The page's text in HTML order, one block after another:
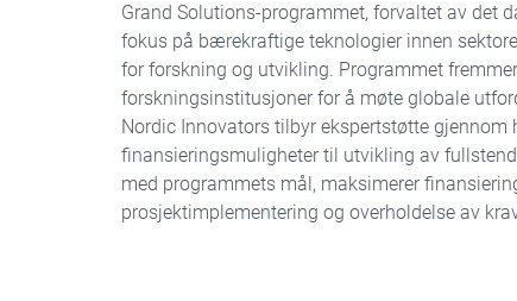
Grand Solutions-programmet, forvaltet av det
fokus på bærekraftige teknologier innen
for forskning og utvikling. Programmet
forskningsinstitusjoner for å møte globale
Nordic Innovators tilbyr ekspertstøtte
finansieringsmuligheter til utvikling av
med programmets mål, maksimerer
prosjektimplementering og overholdelse av